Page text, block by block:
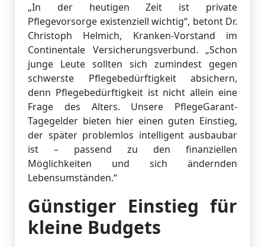
„In der heutigen Zeit ist private
Pflegevorsorge existenziell wichtig“, betont Dr.
Christoph Helmich, Kranken-Vorstand im
Continentale Versicherungsverbund. „Schon
junge Leute sollten sich zumindest gegen
schwerste Pflegebedürftigkeit absichern,
denn Pflegebedürftigkeit ist nicht allein eine
Frage des Alters. Unsere PflegeGarant-
Tagegelder bieten hier einen guten Einstieg,
der später problemlos intelligent ausbaubar
ist – passend zu den finanziellen
Möglichkeiten und sich ändernden
Lebensumständen.“
Günstiger Einstieg für
kleine Budgets